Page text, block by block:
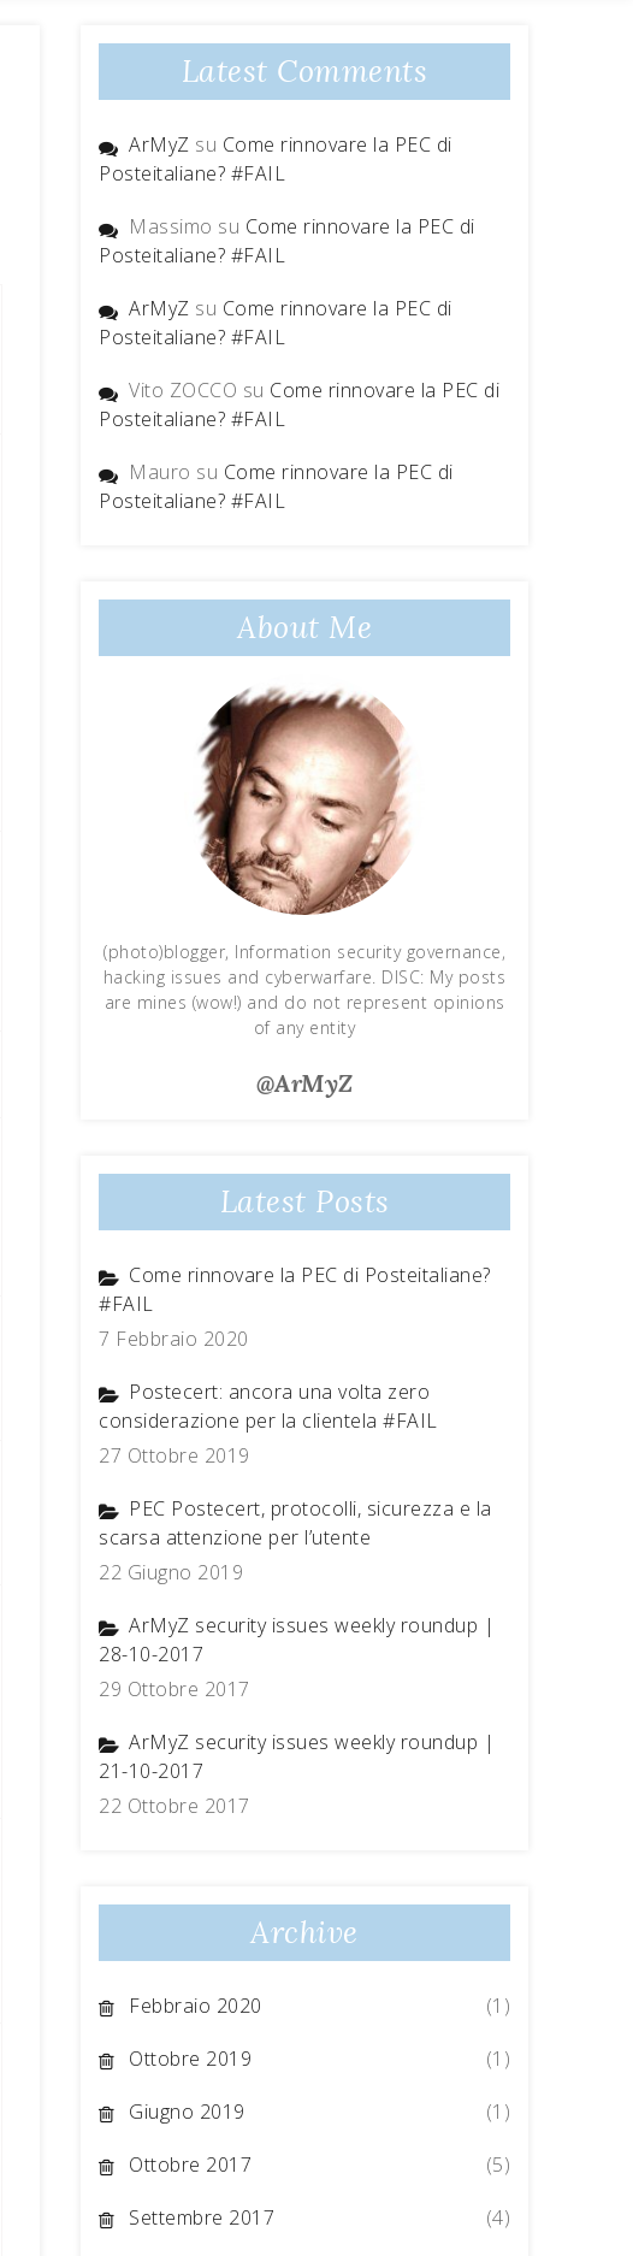
Latest Comments
ArMyZ su Come rinnovare la PEC di
Posteitaliane? #FAIL
Massimo su Come rinnovare la PEC di
Posteitaliane? #FAIL
ArMyZ su Come rinnovare la PEC di
Posteitaliane? #FAIL
Vito ZOCCO su Come rinnovare la PEC di
Posteitaliane? #FAIL
Mauro su Come rinnovare la PEC di
Posteitaliane? #FAIL
About Me
(photo)blogger, Information security governance,
hacking issues and cyberwarfare. DISC: My posts
are mines (wow!) and do not represent opinions
of any entity
@ArMyZ
Latest Posts
Come rinnovare la PEC di Posteitaliane?
#FAIL
7 Febbraio 2020
Postecert: ancora una volta zero
considerazione per la clientela #FAIL
27 Ottobre 2019
PEC Postecert, protocolli, sicurezza e la
scarsa attenzione per l’utente
22 Giugno 2019
ArMyZ security issues weekly roundup |
28-10-2017
29 Ottobre 2017
ArMyZ security issues weekly roundup |
21-10-2017
22 Ottobre 2017
Archive
Febbraio 2020
(1)
Ottobre 2019
(1)
Giugno 2019
(1)
Ottobre 2017
(5)
Settembre 2017
(4)